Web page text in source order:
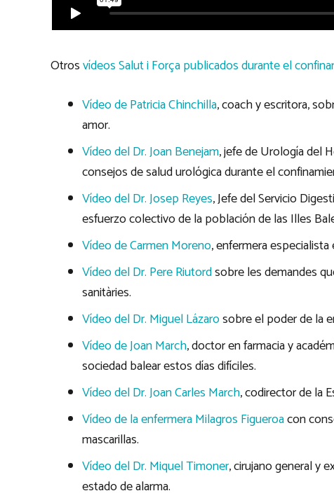
Otrosvídeos Salut i Força publicados durante el
Vídeo de Patricia Chinchilla, coach y escritora,
amor.
Vídeo del Dr. Joan Benejam, jefe de Urología del
consejos de salud urológica durante el
Vídeo del Dr. Josep Reyes, Jefe del Servicio
esfuerzo colectivo de la población de las Illes
Vídeo de Carmen Moreno, enfermera
Vídeo del Dr. Pere Riutordsobre les demandes
sanitàries.
Vídeo del Dr. Miguel Lázarosobre el poder de la
Vídeo de Joan March, doctor en farmacia y
sociedad balear estos días difíciles.
Vídeo del Dr. Joan Carles March, codirector de la
Vídeo de la enfermera Milagros Figueroacon
mascarillas.
Vídeo del Dr. Miquel Timoner, cirujano general y
estado de alarma.